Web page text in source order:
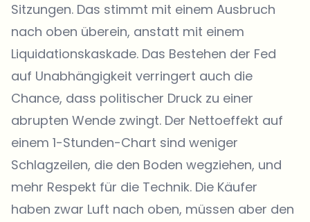
Sitzungen. Das stimmt mit einem Ausbruch
nach oben überein, anstatt mit einem
Liquidationskaskade. Das Bestehen der Fed
auf Unabhängigkeit verringert auch die
Chance, dass politischer Druck zu einer
abrupten Wende zwingt. Der Nettoeffekt auf
einem 1-Stunden-Chart sind weniger
Schlagzeilen, die den Boden wegziehen, und
mehr Respekt für die Technik. Die Käufer
haben zwar Luft nach oben, müssen aber den